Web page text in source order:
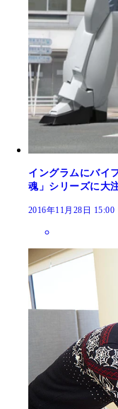
イングラムにバイ
魂」シリーズに大
2016年11月28日 15:00